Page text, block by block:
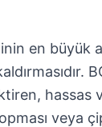
en büyük